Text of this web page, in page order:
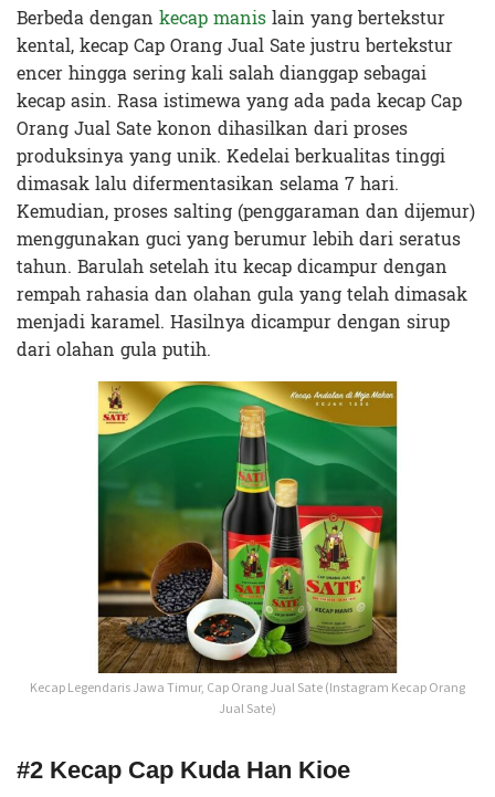
Berbeda dengan kecap manislain yang bertekstur
kental, kecap Cap Orang Jual Sate justru bertekstur
encer hingga sering kali salah dianggap sebagai
kecap asin. Rasa istimewa yang ada pada kecap Cap
Orang Jual Sate konon dihasilkan dari proses
produksinya yang unik. Kedelai berkualitas tinggi
dimasak lalu difermentasikan selama 7 hari.
Kemudian, proses salting (penggaraman dan dijemur)
menggunakan guci yang berumur lebih dari seratus
tahun. Barulah setelah itu kecap dicampur dengan
rempah rahasia dan olahan gula yang telah dimasak
menjadi karamel. Hasilnya dicampur dengan sirup
dari olahan gula putih.
Kecap Legendaris Jawa Timur, Cap Orang Jual Sate (Instagram Kecap Orang
Jual Sate)
#2 Kecap Cap Kuda Han Kioe